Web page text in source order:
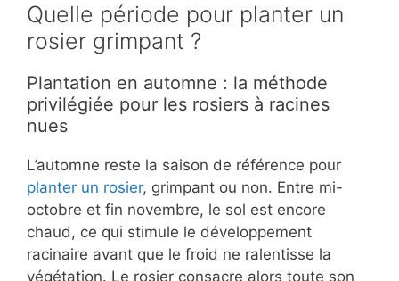
Quelle période pour planter un
rosier grimpant ?
Plantation en automne : la méthode
privilégiée pour les rosiers à racines
nues
L’automne reste la saison de référence pour
planter un rosier, grimpant ou non. Entre mi-
octobre et fin novembre, le sol est encore
chaud, ce qui stimule le développement
racinaire avant que le froid ne ralentisse la
végétation. Le rosier consacre alors toute son